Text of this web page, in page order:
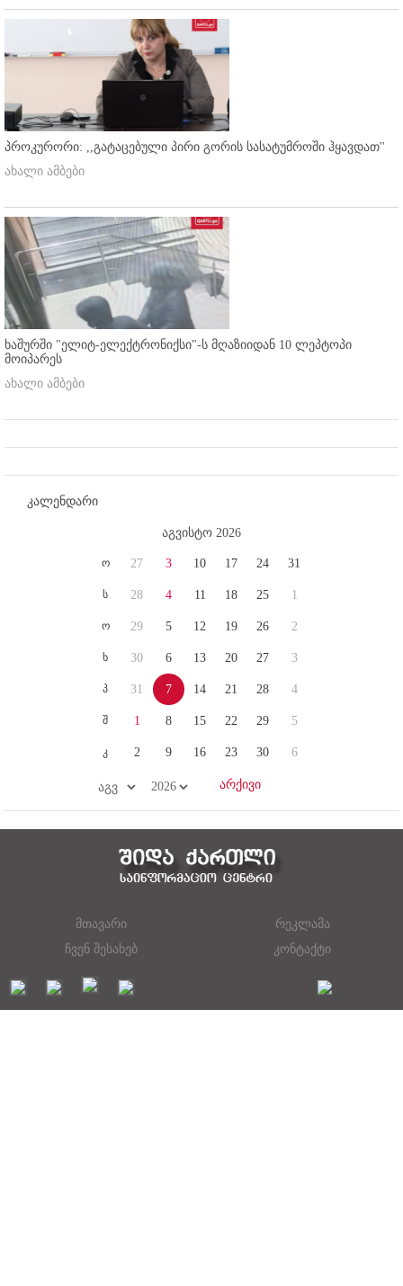
პროკურორი: ,,გატაცებული პირი გორის სასატუმროში ჰყავდათ''
ახალი ამბები
ხაშურში "ელიტ-ელექტრონიქსი"-ს მღაზიიდან 10 ლეპტოპი
მოიპარეს
ახალი ამბები
კალენდარი
აგვისტო 2026
ო
ს
ო
ხ
პ
შ
კ
27
28
29
30
31
1
2
3
4
5
6
7
8
9
10
11
12
13
14
15
16
17
18
19
20
21
22
23
24
25
26
27
28
29
30
31
1
2
3
4
5
6
მთავარი
რეკლამა
ჩვენ შესახებ
კონტაქტი